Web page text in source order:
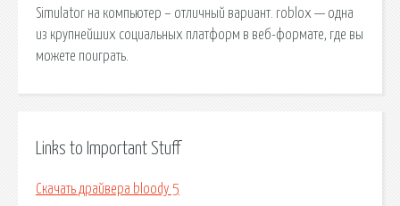
Simulator на компьютер – отличный вариант. roblox — одна
из крупнейших социальных платформ в веб-формате, где вы
можете поиграть.
Links to Important Stuff
Скачать драйвера bloody 5